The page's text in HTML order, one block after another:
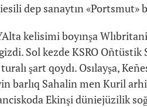
dep sanaytın «Portsmut»
kelisimi boyınşa
Sol kezde KSRO
şart qoydı. Osılayşa,
barlıq Sahalin men Kuril
Ekinşi düniejüzilik